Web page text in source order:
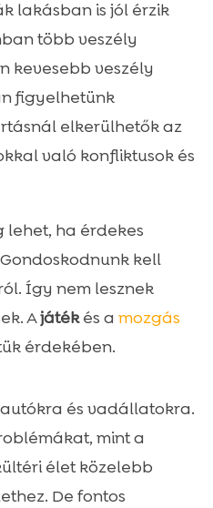
lakásban is jól érzik
több veszély
kevesebb veszély
figyelhetünk
elkerülhetők az
való konfliktusok és
lehet, ha érdekes
kell
Így nem lesznek
Ajátékés a mozgás
érdekében.
és vadállatokra.
mint a
élet közelebb
De fontos